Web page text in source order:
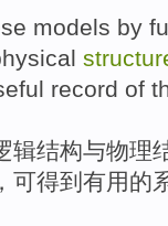
models by
record of
辑结构与物理
，可得到 有用的